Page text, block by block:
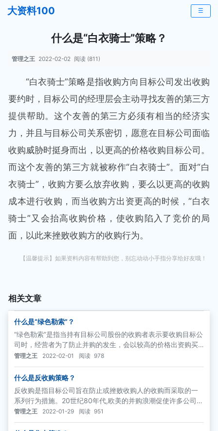
大资料100 ☰
什么是“白衣骑士”策略？
管理之王 2022-02-02 阅读 (811)
“白衣骑士”策略是指收购方向目标公司发出收购
要约时，目标公司的经理层会主动寻找友善的第三方
提供帮助。这个友善的第三方必须有相当的经济实
力，并且与目标公司关系密切，愿意在目标公司面临
收购威胁时挺身而出，以更高的价格收购目标公司。
而这个友善的第三方就被称作“白衣骑士”。面对“白
衣骑士”，收购方要么放弃收购，要么以更高的收购
成本进行收购，而当收购方出资更高的时候，“白衣
骑士”又会抬高收购价格，使收购陷入了竞价的局
面，以此来挫败收购方的收购行为。
【温馨提示】如果资料内容有帮助到您，别忘动动小手指分享给好友哦！
相关文章
什么是“绿色勒索”？
“绿色勒索”是指当持有目标公司股份的收购者表示要收购目标公
司时，经营者为了防止并购的发生，会以较高的价格出资购买
收购方的股票，使收购者获得巨额利润。
管理之王 2022-02-01 阅读 978
什么是反收购策略？
反收购是指目标公司旨在防止或挫败收购人的收购而采取的一
系列行为措施。20世纪80年代,欧美的并购浪潮促使许多公司的
经营者寻求相应的防御策略以避免被其他公司恶意并购。
管理之王 2022-01-29 阅读 951